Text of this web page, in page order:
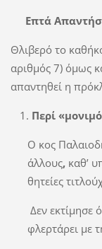
Επτά
Θλιβερό το
αριθμός 7) όμως
απαντηθεί η
Περί
Ο κος
άλλους,καθ’
θητείες
Δεν εκτίμησε
φλερτάρει με